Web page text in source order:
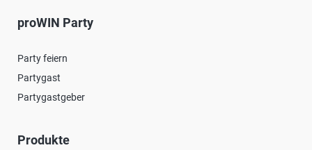
proWIN Party
Party feiern
Partygast
Partygastgeber
Produkte